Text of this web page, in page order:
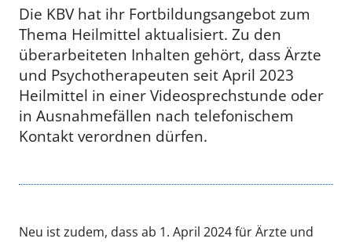
Die KBV hat ihr Fortbildungsangebot zum
Thema Heilmittel aktualisiert. Zu den
überarbeiteten Inhalten gehört, dass Ärzte
und Psychotherapeuten seit April 2023
Heilmittel in einer Videosprechstunde oder
in Ausnahmefällen nach telefonischem
Kontakt verordnen dürfen.
Neu ist zudem, dass ab 1. April 2024 für Ärzte und